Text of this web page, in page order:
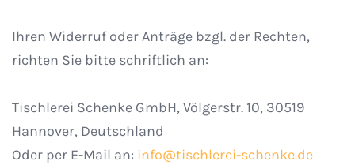
Ihren Widerruf oder Anträge bzgl. der Rechten,
richten Sie bitte schriftlich an:
Tischlerei Schenke GmbH, Völgerstr. 10, 30519
Hannover, Deutschland
Oder per E-Mail an: info@tischlerei-schenke.de